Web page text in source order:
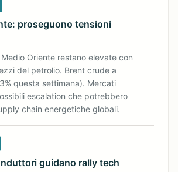
proseguono tensioni
Oriente restano elevate con
del petrolio. Brent crude a
questa settimana). Mercati
escalation che potrebbero
chain energetiche globali.
guidano rally tech